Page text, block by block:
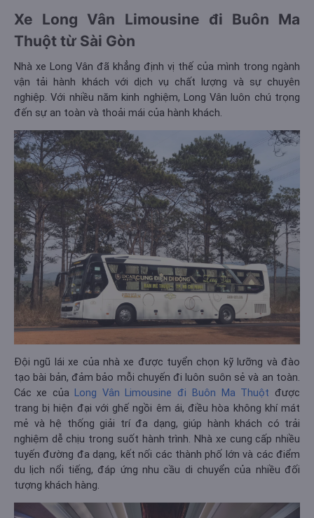
Xe Long Vân Limousine đi Buôn Ma
Thuột từ Sài Gòn
Nhà xe Long Vân đã khẳng định vị thế của mình trong ngành
vận tải hành khách với dịch vụ chất lượng và sự chuyên
nghiệp. Với nhiều năm kinh nghiệm, Long Vân luôn chú trọng
đến sự an toàn và thoải mái của hành khách.
Đội ngũ lái xe của nhà xe được tuyển chọn kỹ lưỡng và đào
tạo bài bản, đảm bảo mỗi chuyến đi luôn suôn sẻ và an toàn.
Các xe của Long Vân Limousine đi Buôn Ma Thuột được
trang bị hiện đại với ghế ngồi êm ái, điều hòa không khí mát
mẻ và hệ thống giải trí đa dạng, giúp hành khách có trải
nghiệm dễ chịu trong suốt hành trình. Nhà xe cung cấp nhiều
tuyến đường đa dạng, kết nối các thành phố lớn và các điểm
du lịch nổi tiếng, đáp ứng nhu cầu di chuyển của nhiều đối
tượng khách hàng.